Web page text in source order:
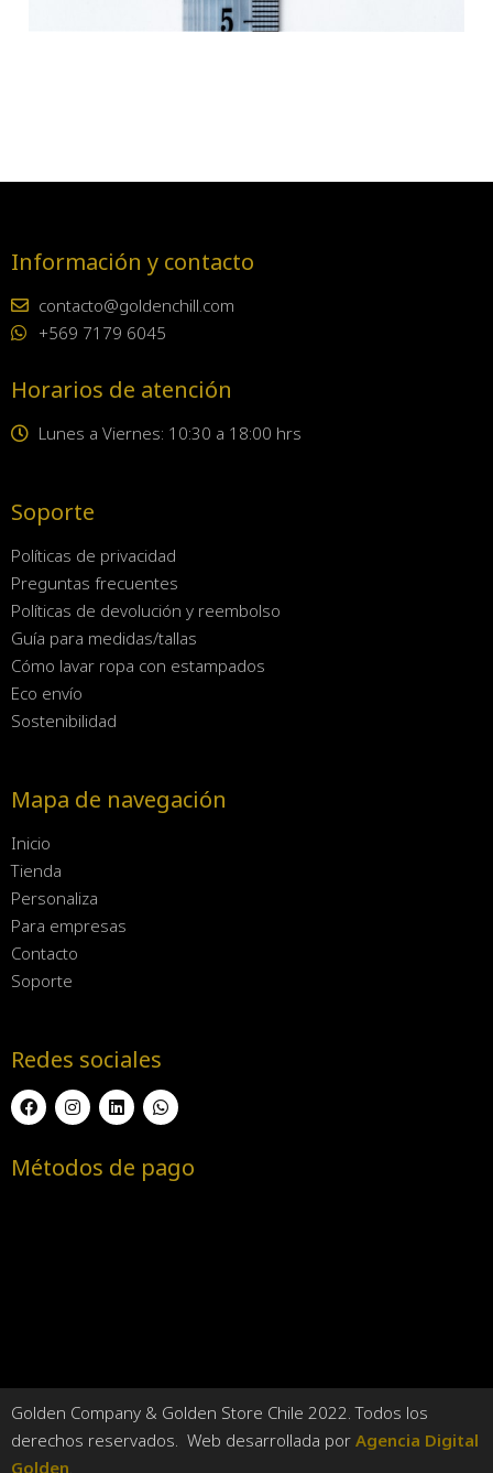
Información y contacto
contacto@goldenchill.com
+569 7179 6045
Horarios de atención
Lunes a Viernes: 10:30 a 18:00 hrs
Soporte
Políticas de privacidad
Preguntas frecuentes
Políticas de devolución y reembolso
Guía para medidas/tallas
Cómo lavar ropa con estampados
Eco envío
Sostenibilidad
Mapa de navegación
Inicio
Tienda
Personaliza
Para empresas
Contacto
Soporte
Redes sociales
Métodos de pago
Golden Company & Golden Store Chile 2022. Todos los
derechos reservados. Web desarrollada por Agencia Digital
Golden